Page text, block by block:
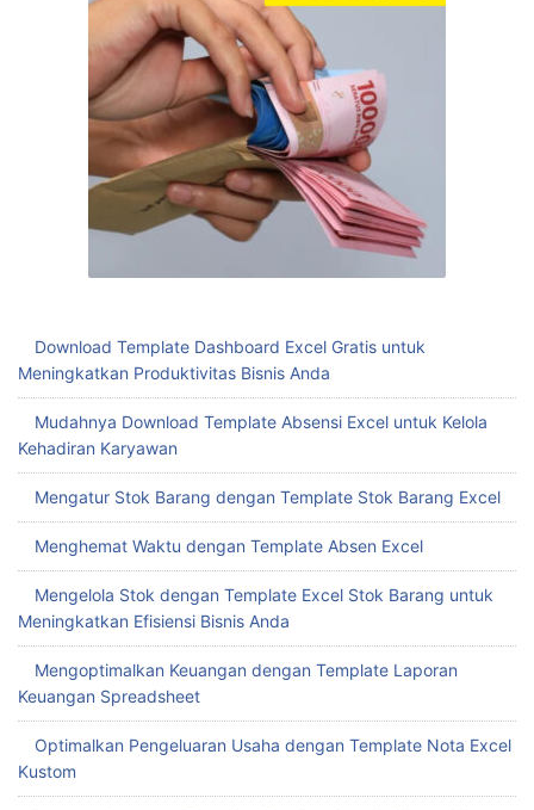
Download Template Dashboard Excel Gratis untuk
Meningkatkan Produktivitas Bisnis Anda
Mudahnya Download Template Absensi Excel untuk Kelola
Kehadiran Karyawan
Mengatur Stok Barang dengan Template Stok Barang Excel
Menghemat Waktu dengan Template Absen Excel
Mengelola Stok dengan Template Excel Stok Barang untuk
Meningkatkan Efisiensi Bisnis Anda
Mengoptimalkan Keuangan dengan Template Laporan
Keuangan Spreadsheet
Optimalkan Pengeluaran Usaha dengan Template Nota Excel
Kustom